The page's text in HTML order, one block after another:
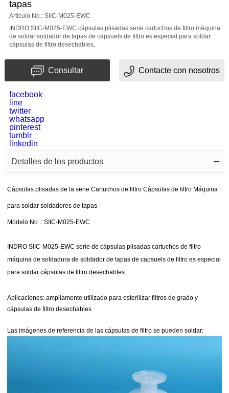
tapas
Artículo No.: SIIC-M025-EWC
INDRO SIIC-M025-EWC cápsulas plisadas serie cartuchos de filtro máquina
de soldar soldador de tapas de capsuels de filtro es especial para soldar
cápsulas de filtro desechables.
Consultar Contacte con nosotros
facebook
line
twitter
whatsapp
pinterest
tumblr
linkedin
Detalles de los productos
Cápsulas plisadas de la serie Cartuchos de filtro Cápsulas de filtro Máquina
para soldar soldadores de tapas
Modelo No .: SIIC-M025-EWC
INDRO SIIC-M025-EWC serie de cápsulas plisadas cartuchos de filtro
máquina de soldadura de soldador de tapas de capsuels de filtro es especial
para soldar cápsulas de filtro desechables.
Aplicaciones: ampliamente utilizado para esterilizar filtros de grado y
cápsulas de filtro desechables
Las imágenes de referencia de las cápsulas de filtro se pueden soldar:
Mensaje
El
Código
confirmación